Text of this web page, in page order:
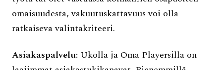
omaisuudesta, vakuutuskattavuus voi olla
ratkaiseva valintakriteeri.
Asiakaspalvelu: Ukolla ja Oma Playersilla on